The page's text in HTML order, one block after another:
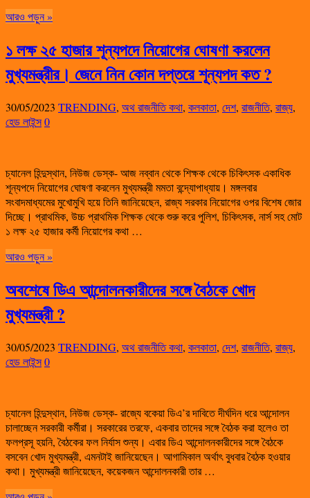
আরও পড়ুন »
১ লক্ষ ২৫ হাজার শূন্যপদে নিয়োগের ঘোষণা করলেন
মুখ্যমন্ত্রীর। জেনে নিন কোন দপ্তরে শূন্যপদ কত ?
30/05/2023 TRENDING, অথ রাজনীতি কথা, কলকাতা, দেশ, রাজনীতি, রাজ্য,
হেড লাইন্স0
চ্যানেল হিন্দুস্থান, নিউজ ডেস্ক- আজ নব্বান থেকে শিক্ষক থেকে চিকিৎসক একাধিক
শূন্যপদে নিয়োগের ঘোষণা করলেন মুখ্যমন্ত্রী মমতা বন্দ্যোপাধ্যায়। মঙ্গলবার
সংবাদমাধ্যমের মুখোমুখি হয়ে তিনি জানিয়েছেন, রাজ্য সরকার নিয়োগের ওপর বিশেষ জোর
দিচ্ছে। প্রাথমিক, উচ্চ প্রাথমিক শিক্ষক থেকে শুরু করে পুলিশ, চিকিৎসক, নার্স সহ মোট
১ লক্ষ ২৫ হাজার কর্মী নিয়োগের কথা …
আরও পড়ুন »
অবশেষে ডিএ আন্দোলনকারীদের সঙ্গে বৈঠকে খোদ
মুখ্যমন্ত্রী ?
30/05/2023 TRENDING, অথ রাজনীতি কথা, কলকাতা, দেশ, রাজনীতি, রাজ্য,
হেড লাইন্স0
চ্যানেল হিন্দুস্থান, নিউজ ডেস্ক- রাজ্যে বকেয়া ডিএ’র দাবিতে দীর্ঘদিন ধরে আন্দোলন
চালাচ্ছেন সরকারী কর্মীরা। সরকারের তরফে, একবার তাদের সঙ্গে বৈঠক করা হলেও তা
ফলপ্রসূ হয়নি, বৈঠকের ফল নির্যাস শুন্য। এবার ডিএ আন্দোলনকারীদের সঙ্গে বৈঠকে
বসবেন খোদ মুখ্যমন্ত্রী, এমনটাই জানিয়েছেন। আগামিকাল অর্থাৎ বুধবার বৈঠক হওয়ার
কথা। মুখ্যমন্ত্রী জানিয়েছেন, কয়েকজন আন্দোলনকারী তার …